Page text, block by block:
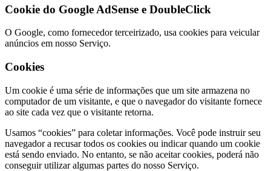
Cookie do Google AdSense e DoubleClick
O Google, como fornecedor terceirizado, usa cookies para veicular
anúncios em nosso Serviço.
Cookies
Um cookie é uma série de informações que um site armazena no
computador de um visitante, e que o navegador do visitante fornece
ao site cada vez que o visitante retorna.
Usamos “cookies” para coletar informações. Você pode instruir seu
navegador a recusar todos os cookies ou indicar quando um cookie
está sendo enviado. No entanto, se não aceitar cookies, poderá não
conseguir utilizar algumas partes do nosso Serviço.